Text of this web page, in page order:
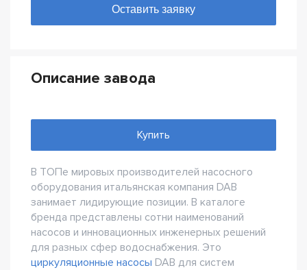
Описание завода
Купить
В ТОПе мировых производителей насосного
оборудования итальянская компания DAB
занимает лидирующие позиции. В каталоге
бренда представлены сотни наименований
насосов и инновационных инженерных решений
для разных сфер водоснабжения. Это
циркуляционные насосы DAB для систем